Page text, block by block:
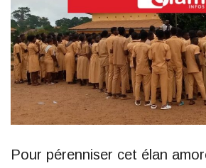
Pour pérenniser cet élan